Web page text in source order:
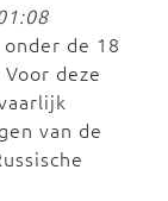
de 18
deze
van de